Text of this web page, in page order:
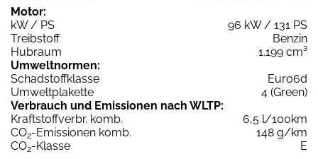
Motor:
kW / PS
96 kW / 131 PS
Treibstoff
Benzin
Hubraum
1.199 cm³
Umweltnormen:
Schadstoffklasse
Euro6d
Umweltplakette
4 (Green)
Verbrauch und Emissionen nach WLTP:
Kraftstoffverbr. komb.
6,5 l/100km
CO2-Emissionen komb.
148 g/km
CO2-Klasse E